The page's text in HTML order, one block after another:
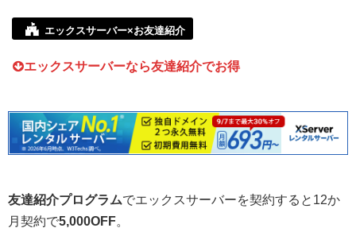
エックスサーバー×お友達紹介
エックスサーバーなら友達紹介でお得
友達紹介プログラムでエックスサーバーを契約すると12か
月契約で5,000OFF